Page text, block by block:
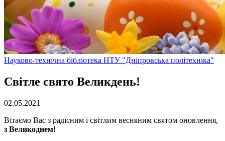
Науково-технічна бібліотека НТУ "Дніпровська політехніка"
Світле свято Великдень!
02.05.2021
Вітаємо Вас з радісним і світлим весняним святом оновлення,
з Великоднем!